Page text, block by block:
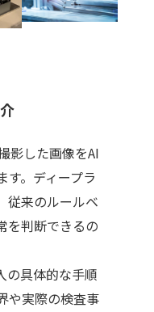
影した画像をAI
す。ディープラ
従来のルールベ
を判断できるの
の具体的な手順
や実際の検査事